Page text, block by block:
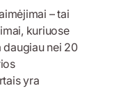
– tai
kuriuose
nei 20
yra